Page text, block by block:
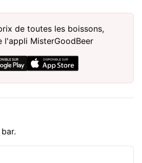
de toutes les boissons,
l'appli MisterGoodBeer